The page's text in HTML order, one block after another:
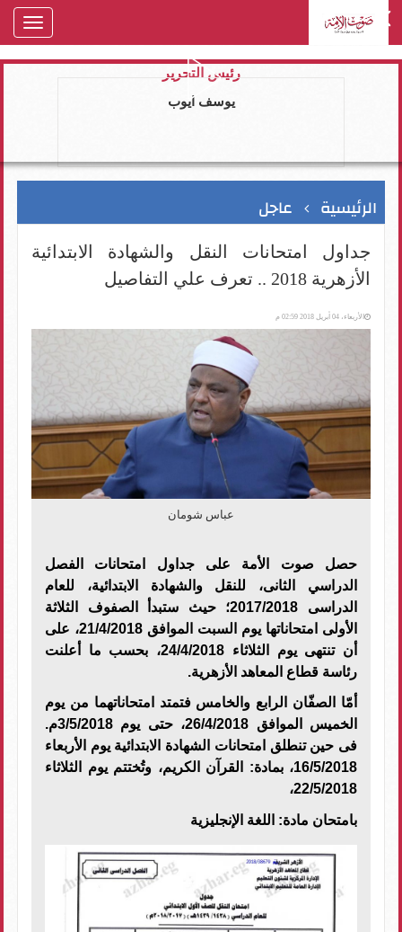
رئيس التحرير
يوسف ايوب
الرئيسية عاجل
جداول امتحانات النقل والشهادة الابتدائية
الأزهرية 2018 .. تعرف علي التفاصيل
الأربعاء، 04 أبريل 2018 02:59 م
عباس شومان
حصل صوت الأمة على جداول امتحانات الفصل
الدراسي الثانى، للنقل والشهادة الابتدائية، للعام
الدراسى 2017/2018؛ حيث ستبدأ الصفوف الثلاثة
الأولى امتحاناتها يوم السبت الموافق 21/4/2018، على
أن تنتهى يوم الثلاثاء 24/4/2018، بحسب ما أعلنت
رئاسة قطاع المعاهد الأزهرية.
أمّا الصفّان الرابع والخامس فتمتد امتحاناتهما من يوم
الخميس الموافق 26/4/2018، حتى يوم 3/5/2018م.
فى حين تنطلق امتحانات الشهادة الابتدائية يوم الأربعاء
16/5/2018، بمادة: القرآن الكريم، وتُختتم يوم الثلاثاء
22/5/2018،
بامتحان مادة: اللغة الإنجليزية